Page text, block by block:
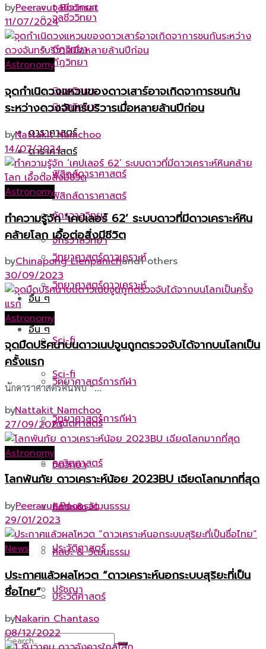
จุลชีววิทยา
กีฏวิทยา
นิเวศวิทยา
ดาราศาสตร์
ฟิสิกส์ดาราศาสตร์
จักรวาลวิทยา
วิทยาศาสตร์ดาวเคราะห์
อื่น ๆ
Sci-fi
วิทยาศาสตร์การกีฬา
คณิตศาสตร์
จิตวิทยา
ศิลปะ & วัฒนธรรม
ประวัติศาสตร์
ปรัชญา
จุลชีววิทยา
กีฏวิทยา
นิเวศวิทยา
ดาราศาสตร์
ฟิสิกส์ดาราศาสตร์
จักรวาลวิทยา
วิทยาศาสตร์ดาวเคราะห์
อื่น ๆ
Sci-fi
วิทยาศาสตร์การกีฬา
คณิตศาสตร์
จิตวิทยา
ศิลปะ & วัฒนธรรม
ประวัติศาสตร์
ปรัชญา
byPeeravut Boonsat
11/07/2024
Astronomy
จุดกำเนิดวงแหวนของดาวเสาร์อาจเกิดจาการชนกัน
ระหว่างดวงจันทร์บริวารเมื่อหลายล้านปีก่อน
byNattakit Namchoo
14/07/2024
Astronomy
ทำความรู้จัก ‘เคปเลอร์ 62’ ระบบดาวที่มีดาวเคราะห์หิน
คล้ายโลก เอื้อต่อสิ่งมีชีวิต
byChinapong Lienpanichand1 others
30/09/2023
Astronomy
จุดมืดปริศนาบนดาวเนปจูนถูกตรวจจับได้จากบนโลกเป็น
ครั้งแรก
นักดาราศาสตร์ค้นพบ “...
byNattakit Namchoo
27/09/2023
Astronomy
โลกพ้นภัย ดาวเคราะห์น้อย 2023BU เฉียดโลกมากที่สุด
byPeeravut Boonsat
29/01/2023
News
ประกาศแล้วผลโหวต “ดาวเคราะห์นอกระบบสุริยะที่เป็น
ชื่อไทย”
byNakarin Chantaso
08/12/2022